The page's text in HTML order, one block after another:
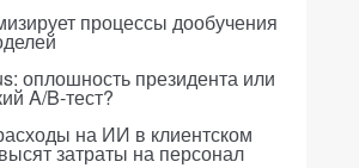
процессы дообучения
оплошность президента или
A/B-тест?
на ИИ в клиентском
затраты на персонал